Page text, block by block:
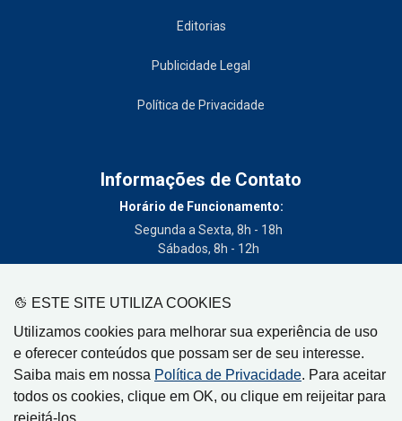
ESTE SITE UTILIZA COOKIES
Utilizamos cookies para melhorar sua experiência de uso
e oferecer conteúdos que possam ser de seu interesse.
Saiba mais em nossa Política de Privacidade. Para aceitar
todos os cookies, clique em OK, ou clique em reijeitar para
rejeitá-los.
Editorias
Publicidade Legal
Política de Privacidade
Informações de Contato
Horário de Funcionamento:
Segunda a Sexta, 8h - 18h
Sábados, 8h - 12h
(19) 3404-3700
Circulação:
Limeira - SP, Artur Nogueira - SP, Cordeirópolis - SP,
Engenheiro Coelho - SP, Iracemápolis - SP